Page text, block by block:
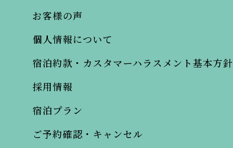
お客様の声
個人情報について
宿泊約款・カスタマーハラスメント基本方針
採用情報
宿泊プラン
ご予約確認・キャンセル